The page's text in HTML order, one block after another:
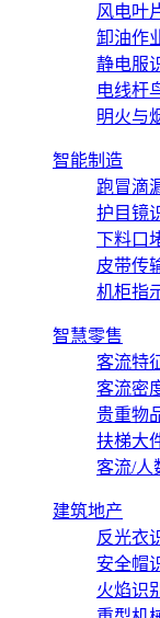
风电叶
卸油作
静电服
电线杆
明火与
智能制造
跑冒滴
护目镜
下料口
皮带传
机柜指
智慧零售
客流特
客流密
贵重物
扶梯大
客流/人
建筑地产
反光衣
安全帽
火焰识